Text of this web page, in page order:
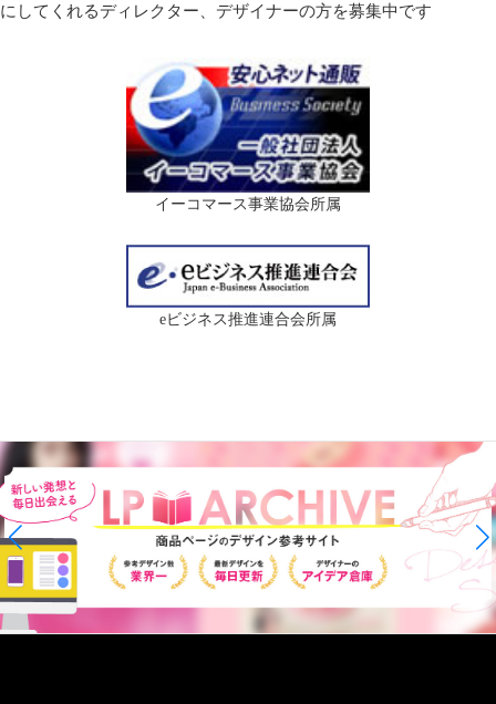
にしてくれるディレクター、デザイナーの方を募集中です
イーコマース事業協会所属
eビジネス推進連合会所属